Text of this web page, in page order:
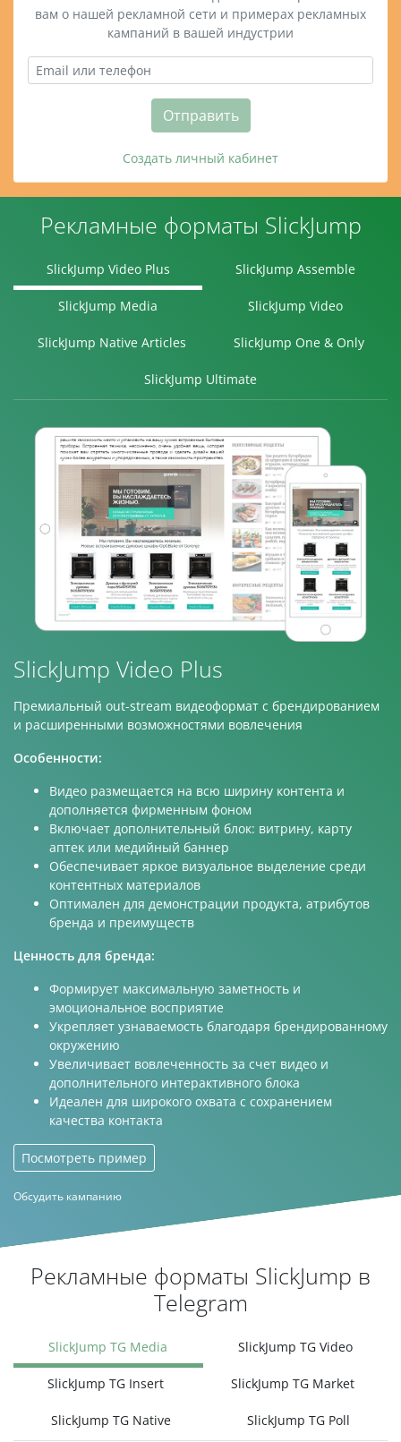
вам о нашей рекламной сети и примерах рекламных
кампаний в вашей индустрии
Отправить
Создать личный кабинет
Рекламные форматы SlickJump
SlickJump Video Plus SlickJump Assemble
SlickJump Media SlickJump Video
SlickJump Native Articles SlickJump One & Only
SlickJump Ultimate
SlickJump Video Plus
Премиальный out-stream видеоформат с брендированием
и расширенными возможностями вовлечения
Особенности:
Видео размещается на всю ширину контента и
дополняется фирменным фоном
Включает дополнительный блок: витрину, карту
аптек или медийный баннер
Обеспечивает яркое визуальное выделение среди
контентных материалов
Оптимален для демонстрации продукта, атрибутов
бренда и преимуществ
Ценность для бренда:
Формирует максимальную заметность и
эмоциональное восприятие
Укрепляет узнаваемость благодаря брендированному
окружению
Увеличивает вовлеченность за счет видео и
дополнительного интерактивного блока
Идеален для широкого охвата с сохранением
качества контакта
Посмотреть пример
Обсудить кампанию
Рекламные форматы SlickJump в
Telegram
SlickJump TG Media SlickJump TG Video
SlickJump TG Insert SlickJump TG Market
SlickJump TG Native SlickJump TG Poll